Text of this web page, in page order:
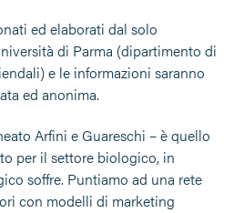
ed elaborati dal solo
di Parma (dipartimento di
e le informazioni saranno
ed anonima.
Arfini e Guareschi – è quello
per il settore biologico, in
soffre. Puntiamo ad una rete
con modelli di marketing